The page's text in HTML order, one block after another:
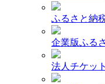
ふるさと納
企業版ふる
法人チケッ